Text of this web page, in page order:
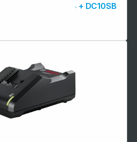
Makita Energy Kit 197658-5 2x BL1021B + DC10SB